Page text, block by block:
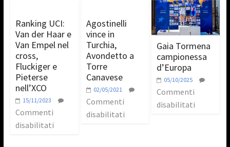
Ranking UCI:
Van der Haar e
Van Empel nel
cross,
Fluckiger e
Pieterse
nell’XCO
15/11/2023
Commenti
disabilitati
Agostinelli
vince in
Turchia,
Avondetto a
Torre
Canavese
02/05/2021
Commenti
disabilitati
Gaia Tormena
campionessa
d’Europa
05/10/2025
Commenti
disabilitati